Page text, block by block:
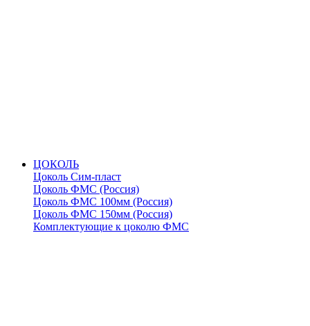
ЦОКОЛЬ
Цоколь Сим-пласт
Цоколь ФМС (Россия)
Цоколь ФМС 100мм (Россия)
Цоколь ФМС 150мм (Россия)
Комплектующие к цоколю ФМС